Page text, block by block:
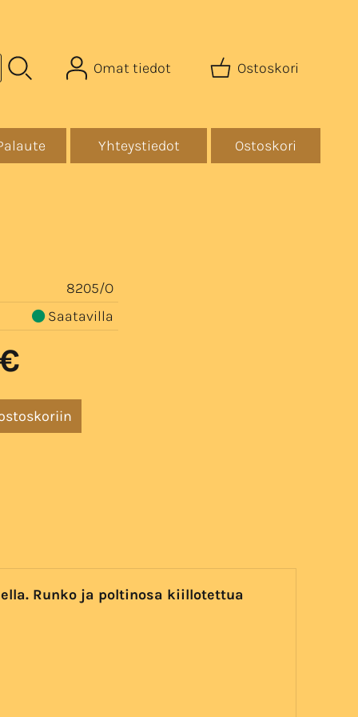
Omat tiedot Ostoskori
Yhteystiedot Ostoskori
8205/O
Saatavilla
Runko ja poltinosa kiillotettua